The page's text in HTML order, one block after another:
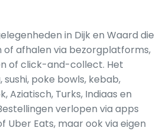
in Dijk en Waard die
of afhalen via bezorgplatforms,
of click-and-collect. Het
poke bowls, kebab,
Aziatisch, Turks, Indiaas en
verlopen via apps
Uber Eats, maar ook via eigen